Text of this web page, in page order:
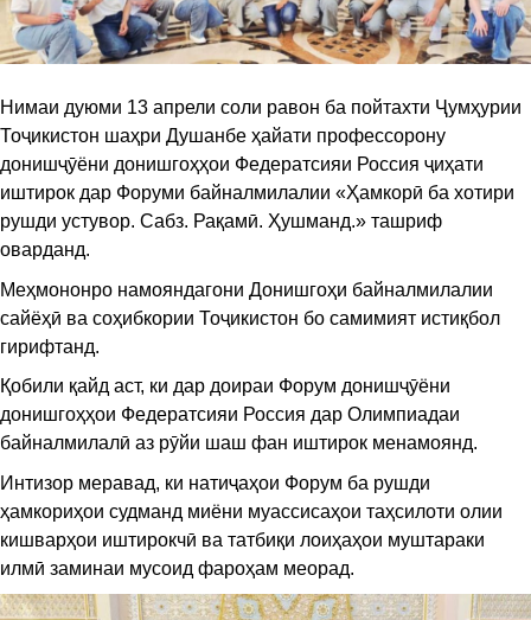
Нимаи дуюми 13 апрели соли равон ба пойтахти Ҷумҳурии
Тоҷикистон шаҳри Душанбе ҳайати профессорону
донишҷӯёни донишгоҳҳои Федератсияи Россия ҷиҳати
иштирок дар Форуми байналмилалии «Ҳамкорӣ ба хотири
рушди устувор. Сабз. Рақамӣ. Ҳушманд.» ташриф
оварданд.
Меҳмононро намояндагони Донишгоҳи байналмилалии
сайёҳӣ ва соҳибкории Тоҷикистон бо самимият истиқбол
гирифтанд.
Қобили қайд аст, ки дар доираи Форум донишҷӯёни
донишгоҳҳои Федератсияи Россия дар Олимпиадаи
байналмилалӣ аз рӯйи шаш фан иштирок менамоянд.
Интизор меравад, ки натиҷаҳои Форум ба рушди
ҳамкориҳои судманд миёни муассисаҳои таҳсилоти олии
кишварҳои иштирокчӣ ва татбиқи лоиҳаҳои муштараки
илмӣ заминаи мусоид фароҳам меорад.